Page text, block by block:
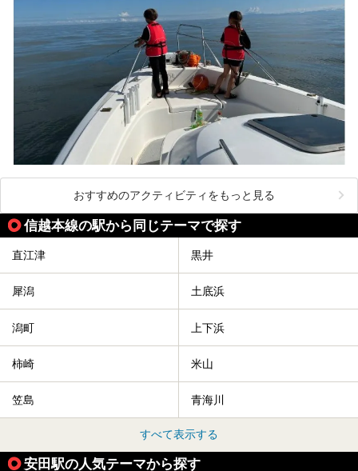
おすすめのアクティビティをもっと見る
信越本線の駅から同じテーマで探す
直江津 黒井
犀潟 土底浜
潟町 上下浜
柿崎 米山
笠島 青海川
すべて表示する
安田駅の人気テーマから探す